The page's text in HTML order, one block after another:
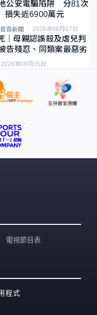
公安電騙陷阱 分81次
損失近6900萬元
首頁新聞 2026年08月07日
｜母親認誤殺及虐兒判
告殘忍、同類案最惡劣
2026年08月05日
電視節目表
程式